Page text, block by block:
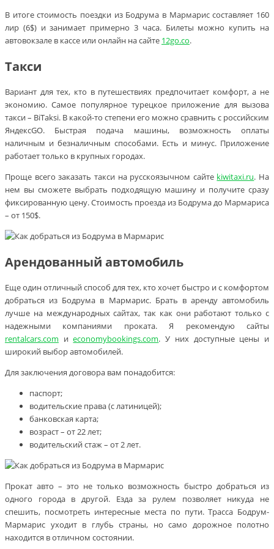
В итоге стоимость поездки из Бодрума в Мармарис составляет 160
лир (6$) и занимает примерно 3 часа. Билеты можно купить на
автовокзале в кассе или онлайн на сайте 12go.co.
Такси
Вариант для тех, кто в путешествиях предпочитает комфорт, а не
экономию. Самое популярное турецкое приложение для вызова
такси – BiTaksi. В какой-то степени его можно сравнить с российским
ЯндексGO. Быстрая подача машины, возможность оплаты
наличным и безналичным способами. Есть и минус. Приложение
работает только в крупных городах.
Проще всего заказать такси на русскоязычном сайте kiwitaxi.ru. На
нем вы сможете выбрать подходящую машину и получите сразу
фиксированную цену. Стоимость проезда из Бодрума до Мармариса
– от 150$.
Арендованный автомобиль
Еще один отличный способ для тех, кто хочет быстро и с комфортом
добраться из Бодрума в Мармарис. Брать в аренду автомобиль
лучше на международных сайтах, так как они работают только с
надежными компаниями проката. Я рекомендую сайты
rentalcars.com иeconomybookings.com. У них доступные цены и
широкий выбор автомобилей.
Для заключения договора вам понадобится:
паспорт;
водительские права (с латиницей);
банковская карта;
возраст – от 22 лет;
водительский стаж – от 2 лет.
Прокат авто – это не только возможность быстро добраться из
одного города в другой. Езда за рулем позволяет никуда не
спешить, посмотреть интересные места по пути. Трасса Бодрум-
Мармарис уходит в глубь страны, но само дорожное полотно
находится в отличном состоянии.